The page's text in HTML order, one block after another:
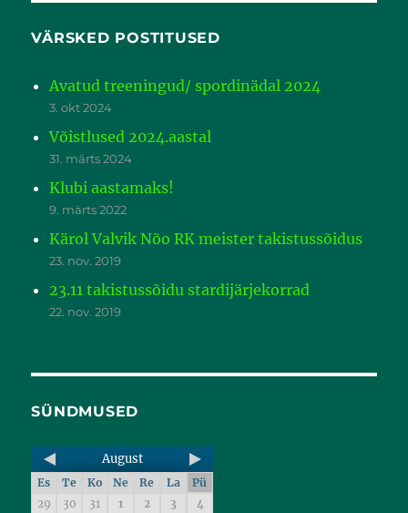
VÄRSKED POSTITUSED
Avatud treeningud/ spordinädal 2024
3. okt 2024
Võistlused 2024.aastal
31. märts 2024
Klubi aastamaks!
9. märts 2022
Kärol Valvik Nõo RK meister takistussõidus
23. nov. 2019
23.11 takistussõidu stardijärjekorrad
22. nov. 2019
SÜNDMUSED
August
Es Te Ko Ne Re La
Pü
29
30 31 1 2 3 4